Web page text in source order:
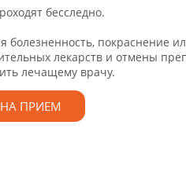
бесследно.
покраснение
лекарств и отмены
лечащему врачу.
ПРИЕМ